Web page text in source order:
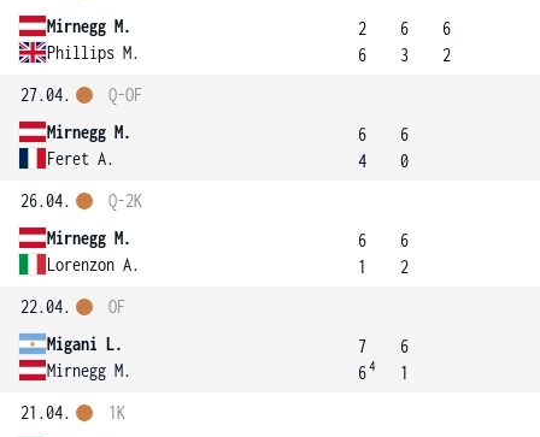
Mirnegg M.
Phillips M.
2
6
6
3
6
2
27.04.
Mirnegg M.
Feret A.
Q-OF
6
4
6
0
26.04.
Mirnegg M.
Lorenzon A.
Q-2K
6
1
6
2
22.04.
Migani L.
Mirnegg M.
OF
7
64
6
1
21.04.
1K